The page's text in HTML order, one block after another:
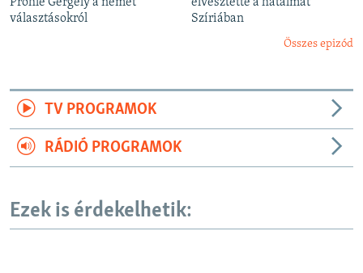
Prőhle Gergely a német
választásokról
elvesztette a hatalmát
Szíriában
Összes epizód
TV PROGRAMOK
RÁDIÓ PROGRAMOK
Ezek is érdekelhetik: